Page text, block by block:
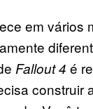
em vários
Fallout 4 é
construir